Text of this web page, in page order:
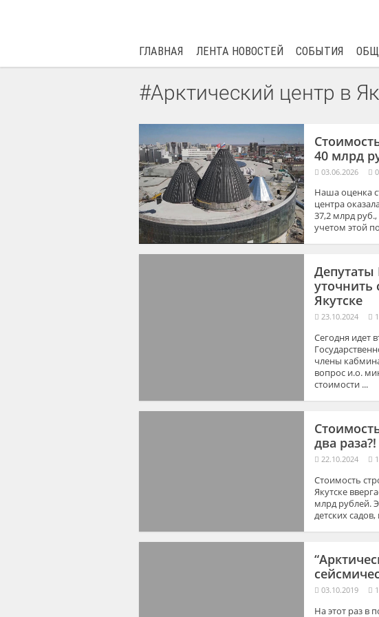
ГЛАВНАЯ ЛЕНТА НОВОСТЕЙ СОБЫТИЯ
#Арктический центр в
40 млрд
03.06.2026
Наша оценка
центра
37,2 млрд
учетом этой
уточнить
Якутске
23.10.2024
Сегодня идет
члены
вопрос и.о.
стоимости ...
два раза?!
22.10.2024
Стоимость
Якутске
млрд рублей.
детских
03.10.2019
На этот раз в